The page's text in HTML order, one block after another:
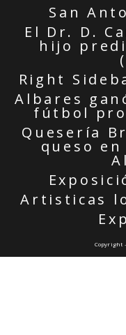
San
El Dr. D.
hijo
Right
Albares
fútbol
Quesería
queso
Artisticas
Copyright